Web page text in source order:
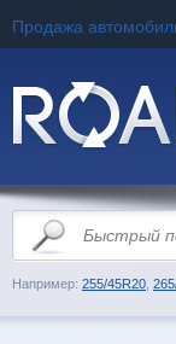
Продажа
Например: 255/45R20